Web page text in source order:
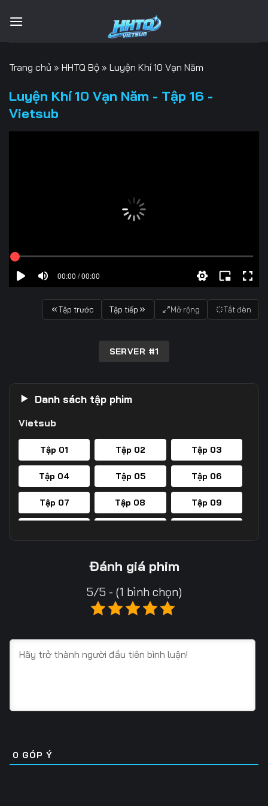
qua
Trang chủ » HHTQ Bộ » Luyện Khí 10 Vạn Năm
Luyện Khí 10 Vạn Năm - Tập 16 -
Vietsub
00:00 / 00:00
Tập trước Tập tiếp Mở rộng Tắt đèn
SERVER #1
Danh sách tập phim
Vietsub
Tập 01 Tập 02 Tập 03
Tập 04 Tập 05 Tập 06
Tập 07 Tập 08 Tập 09
Tập 20
Tập 25 Tập 26
Tập 31 Tập 32 Tập 33
Tập 37 Tập 38 Tập 39
Đánh giá phim
5/5 - (1 bình chọn)
0 GÓP Ý